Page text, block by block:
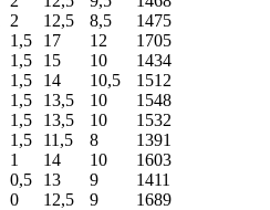
2 12,5 8,5
1475
1,5 17 12
1705
1,5 15 10
1434
1,5 14 10,5
1512
1,5 13,5 10
1548
1,5 13,5 10
1532
1,5 11,5 8
1391
1 14 10
1603
0,5 13 9
1411
0 12,5 9 1689